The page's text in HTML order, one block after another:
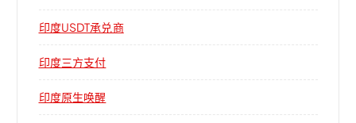
印度USDT承兑商
印度三方支付
印度原生唤醒